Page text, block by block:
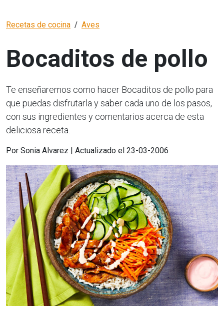
Recetas de cocina Aves
Bocaditos de pollo
Te enseñaremos como hacer Bocaditos de pollo para
que puedas disfrutarla y saber cada uno de los pasos,
con sus ingredientes y comentarios acerca de esta
deliciosa receta.
Por Sonia Alvarez | Actualizado el 23-03-2006